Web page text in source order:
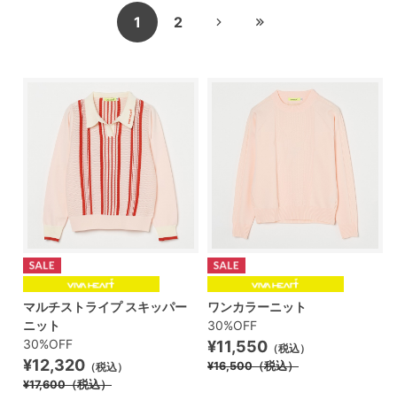
1 2
マルチストライプ スキッパー
ニット
30%OFF
¥12,320 （税込）
¥17,600（税込）
ワンカラーニット
30%OFF
¥11,550 （税込）
¥16,500（税込）